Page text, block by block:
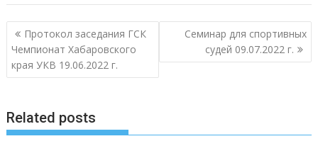
Навигация
по
записям
Протокол заседания ГСК
Чемпионат Хабаровского
края УКВ 19.06.2022 г.
Семинар для спортивных
судей 09.07.2022 г.
Related posts